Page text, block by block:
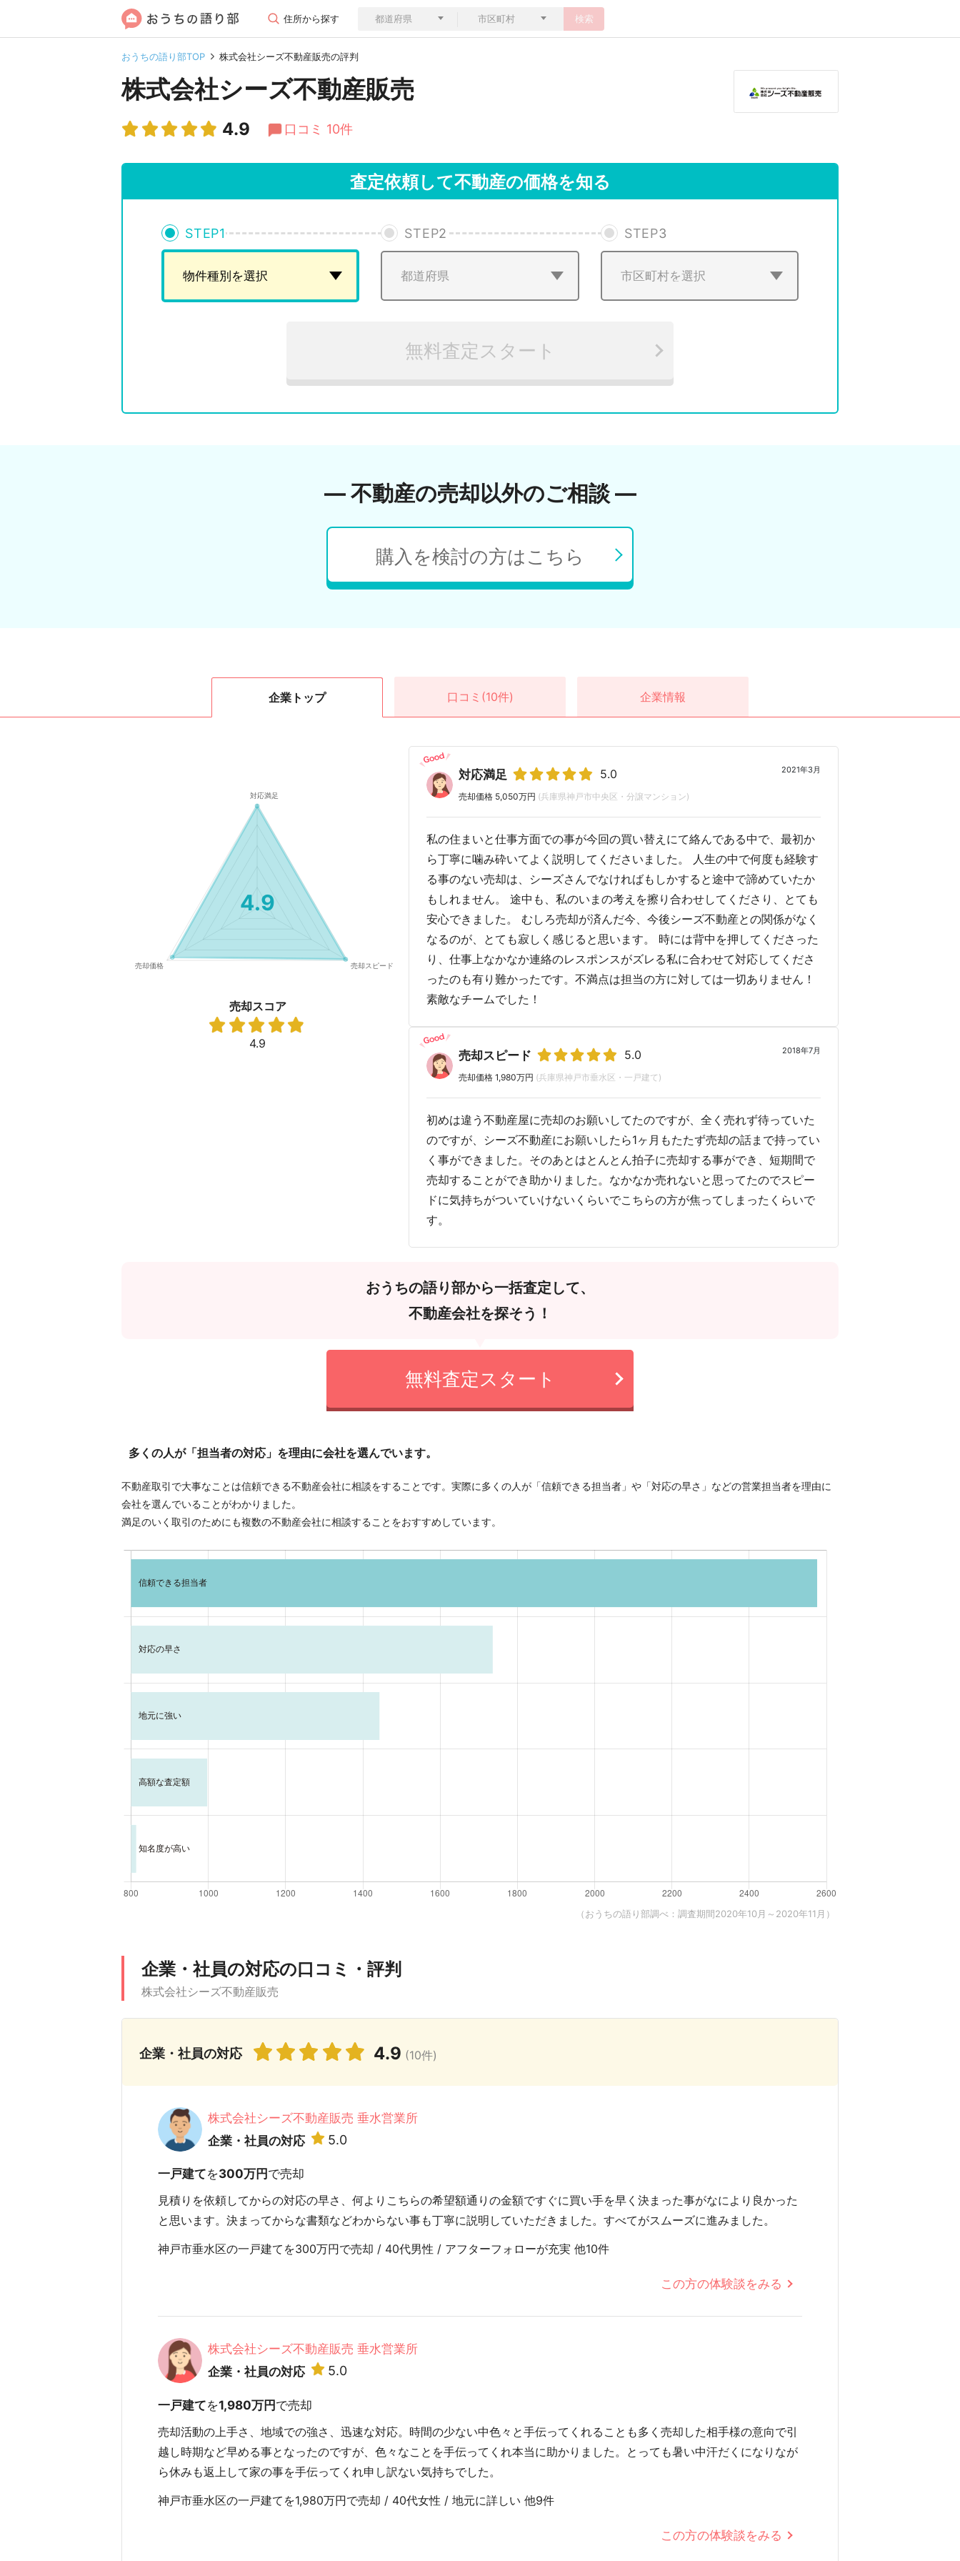
住所から探す 検索
おうちの語り部TOP 株式会社シーズ不動産販売の評判
株式会社シーズ不動産販売
4.9 口コミ 10件
査定依頼して不動産の価格を知る
STEP1 STEP2 STEP3
無料査定スタート
― 不動産の売却以外のご相談 ―
購入を検討の方はこちら
企業 トップ 口コミ (10件) 企業情報
4.9
売却スコア
4.9
2021年3月
対応満足 5.0
売却価格 5,050万円 (兵庫県神戸市中央区・分譲マンション)
私の住まいと仕事方面での事が今回の買い替えにて絡んである中で、最初か
ら丁寧に噛み砕いてよく説明してくださいました。 人生の中で何度も経験す
る事のない売却は、シーズさんでなければもしかすると途中で諦めていたか
もしれません。 途中も、私のいまの考えを擦り合わせしてくださり、とても
安心できました。 むしろ売却が済んだ今、今後シーズ不動産との関係がなく
なるのが、とても寂しく感じると思います。 時には背中を押してくださった
り、仕事上なかなか連絡のレスポンスがズレる私に合わせて対応してくださ
ったのも有り難かったです。不満点は担当の方に対しては一切ありません！
素敵なチームでした！
2018年7月
売却スピード 5.0
売却価格 1,980万円 (兵庫県神戸市垂水区・一戸建て)
初めは違う不動産屋に売却のお願いしてたのですが、全く売れず待っていた
のですが、シーズ不動産にお願いしたら1ヶ月もたたず売却の話まで持ってい
く事ができました。そのあとはとんとん拍子に売却する事ができ、短期間で
売却することができ助かりました。なかなか売れないと思ってたのでスピー
ドに気持ちがついていけないくらいでこちらの方が焦ってしまったくらいで
す。
おうちの語り部から一括査定して、
不動産会社を探そう！
無料査定スタート
多くの人が「担当者の対応」を理由に会社を選んでいます。
不動産取引で大事なことは信頼できる不動産会社に相談をすることです。実際に多くの人が「信頼できる担当者」や「対応の早さ」などの営業担当者を理由に
会社を選んでいることがわかりました。
満足のいく取引のためにも複数の不動産会社に相談することをおすすめしています。
（おうちの語り部調べ：調査期間2020年10月～2020年11月）
企業・社員の対応の口コミ・評判
株式会社シーズ不動産販売
企業・社員の対応 4.9 (10件)
株式会社シーズ不動産販売 垂水営業所
企業・社員の対応
5.0
一戸建てを300万円 で売却
見積りを依頼してからの対応の早さ、何よりこちらの希望額通りの金額ですぐに買い手を早く決まった事がなにより良かった
と思います。決まってからな書類などわからない事も丁寧に説明していただきました。すべてがスムーズに進みました。
神戸市垂水区の一戸建てを300万円で売却 / 40代男性 / アフターフォローが充実 他10件
この方の体験談をみる
株式会社シーズ不動産販売 垂水営業所
企業・社員の対応
5.0
一戸建てを1,980万円で売却
売却活動の上手さ、地域での強さ、迅速な対応。時間の少ない中色々と手伝ってくれることも多く売却した相手様の意向で引
越し時期など早める事となったのですが、色々なことを手伝ってくれ本当に助かりました。とっても暑い中汗だくになりなが
ら休みも返上して家の事を手伝ってくれ申し訳ない気持ちでした。
神戸市垂水区の一戸建てを1,980万円で売却 / 40代女性 / 地元に詳しい 他9件
この方の体験談をみる